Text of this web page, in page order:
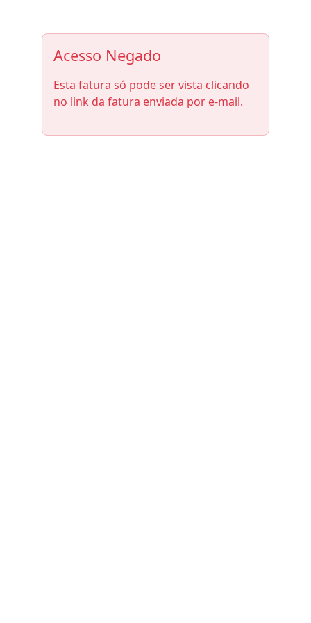
Acesso Negado
Esta fatura só pode ser vista clicando
no link da fatura enviada por e-mail.